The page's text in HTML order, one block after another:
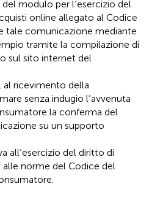
modulo per l’esercizio del
online allegato al Codice
tale comunicazione mediante
tramite la compilazione di
sul sito internet del
al ricevimento della
senza indugio l’avvenuta
la conferma del
su un supporto
all’esercizio del diritto di
norme del Codice del